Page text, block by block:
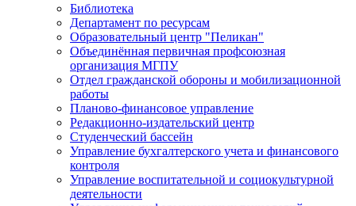
Библиотека
Департамент по ресурсам
Образовательный центр "Пеликан"
Объединённая первичная профсоюзная
организация МГПУ
Отдел гражданской обороны и мобилизационной
работы
Планово-финансовое управление
Редакционно-издательский центр
Студенческий бассейн
Управление бухгалтерского учета и финансового
контроля
Управление воспитательной и социокультурной
деятельности